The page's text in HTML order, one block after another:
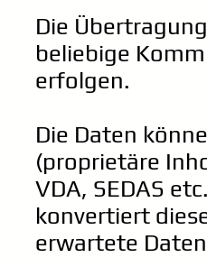
Die
beliebige
erfolgen.
Die Daten
(proprietäre
VDA, SEDAS
konvertiert
erwartete